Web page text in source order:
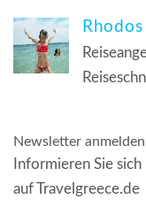
Newsletter anmelden
Informieren Sie
auf Travelgreece.de